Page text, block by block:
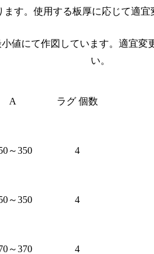
ます。使用する板厚に応じて適宜
値にて作図しています。適宜
い。
A ラグ 個数
～350 4
～350 4
～370 4